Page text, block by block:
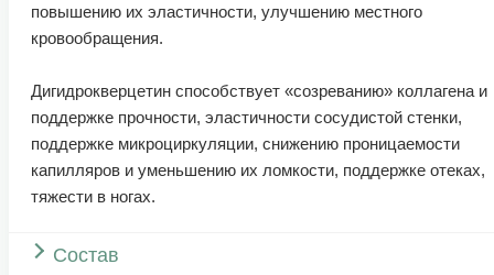
повышению их эластичности, улучшению местного
кровообращения.
Дигидрокверцетин способствует «созреванию» коллагена и
поддержке прочности, эластичности сосудистой стенки,
поддержке микроциркуляции, снижению проницаемости
капилляров и уменьшению их ломкости, поддержке отеках,
тяжести в ногах.
Состав